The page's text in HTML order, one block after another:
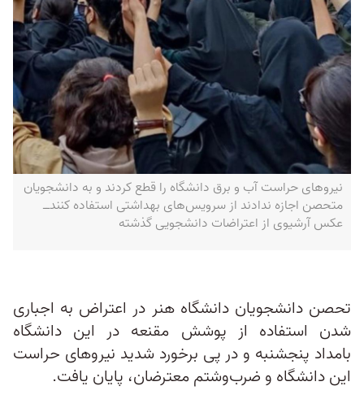
نیروهای حراست آب و برق دانشگاه را قطع کردند و به دانشجویان
متحصن اجازه ندادند از سرویس‌های بهداشتی استفاده کنندــ
عکس آرشیوی از اعتراضات دانشجویی گذشته
تحصن دانشجویان دانشگاه هنر در اعتراض به اجباری
شدن استفاده از پوشش مقنعه در این دانشگاه
بامداد پنجشنبه و در پی برخورد شدید نیروهای حراست
این دانشگاه و ضرب‌وشتم معترضان، پایان یافت.